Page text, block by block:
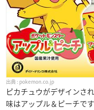
pokemon.co.jp
ピカチュウがデザインさ
味はアップル＆ピーチです